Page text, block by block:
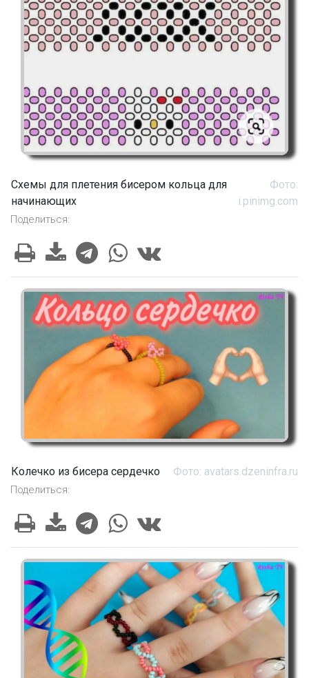
Схемы для плетения бисером кольца для
начинающих
Фото:
i.pinimg.com
Поделиться:
Колечко из бисера сердечко Фото: avatars.dzeninfra.ru
Поделиться: